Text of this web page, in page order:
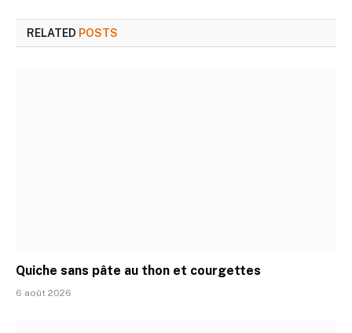
RELATED POSTS
Quiche sans pâte au thon et courgettes
6 août 2026